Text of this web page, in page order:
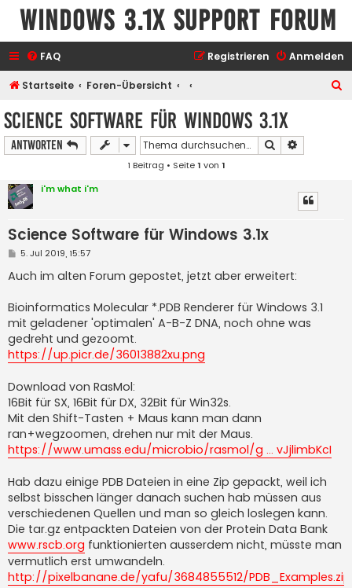
Windows 3.1x Support Forum
FAQ Anmelden
Registrieren
Startseite Foren-Übersicht
Science Software für Windows 3.1x
Antworten Suche
1 Beitrag • Seite1 von 1
i'm what i'm
Science Software für Windows 3.1x
B
i
t
a
g
5. Jul 2019, 15:57
Auch im alten Forum gepostet, jetzt aber erweitert:
Bioinformatics Molecular *.PDB Renderer für Windows 3.1
mit geladener 'optimalen' A-B-Z DNA, noch ohne was
gedreht und gezoomt.
https://up.picr.de/36013882xu.png
Download von RasMol:
16Bit für SX, 16Bit für DX, 32Bit für Win32s.
Mit den Shift-Tasten + Maus kann man dann
ran+wegzoomen, drehen nur mit der Maus.
https://www.umass.edu/microbio/rasmol/g ... vJjlimbKcI
Hab dazu einige PDB Dateien in eine Zip gepackt, weil ich
selbst bisschen länger danach suchen hab müssen aus
verschiedenen Quellen und man so gleich loslegen kann.
Die tar.gz entpackten Dateien von der Protein Data Bank
www.rscb.org funktionierten ausserdem nicht, müsste man
vermutlich erst umwandeln.
http://pixelbanane.de/yafu/3684855512/PDB_Examples.zip